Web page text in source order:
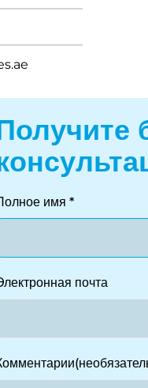
имя *
почта